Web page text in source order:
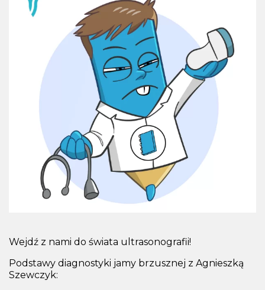
Wejdź z nami do świata ultrasonografii!
Podstawy diagnostyki jamy brzusznej z Agnieszką
Szewczyk: